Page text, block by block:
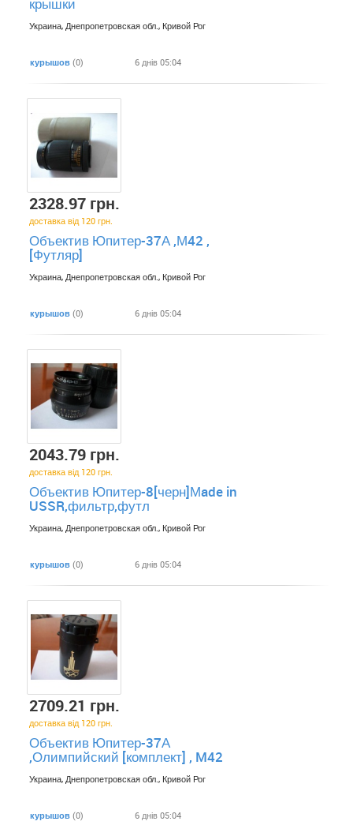
Украина, Днепропетровская обл., Кривой Рог
курышов (0) 6 днів 05:04
2328.97 грн.
доставка від 120 грн.
Объектив Юпитер-37А ,М42 ,
[Футляр]
Украина, Днепропетровская обл., Кривой Рог
курышов (0) 6 днів 05:04
2043.79 грн.
доставка від 120 грн.
Объектив Юпитер-8[черн]Мade in
USSR,фильтр,футл
Украина, Днепропетровская обл., Кривой Рог
курышов (0) 6 днів 05:04
2709.21 грн.
доставка від 120 грн.
Объектив Юпитер-37А
,Олимпийский [комплект] , M42
Украина, Днепропетровская обл., Кривой Рог
курышов (0) 6 днів 05:04